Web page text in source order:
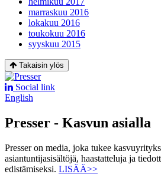
marraskuu 2016
lokakuu 2016
toukokuu 2016
syyskuu 2015
Takaisin ylös
Social link
English
Presser - Kasvun asialla
Presser on media, joka tukee
asiantuntijasisältöjä, haastatteluja ja
edistämiseksi. LISÄÄ>>